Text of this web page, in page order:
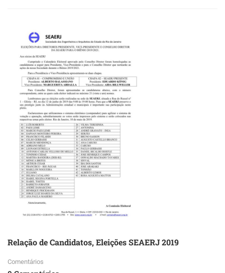
FOSPERJ
NA
ALERJ
Relação de Candidatos, Eleições SEAERJ 2019
Comentários